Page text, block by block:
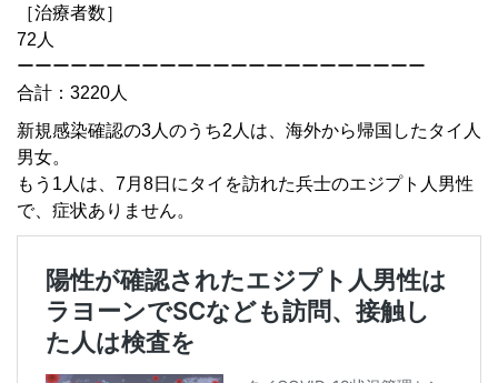
［治療者数］
72人
ーーーーーーーーーーーーーーーーーーーーーーー
合計：3220人
新規感染確認の3人のうち2人は、海外から帰国したタイ人
男女。
もう1人は、7月8日にタイを訪れた兵士のエジプト人男性
で、症状ありません。